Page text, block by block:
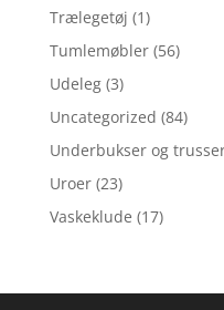
Trælegetøj (1)
Tumlemøbler (56)
Udeleg (3)
Uncategorized (84)
Underbukser og
Uroer (23)
Vaskeklude (17)